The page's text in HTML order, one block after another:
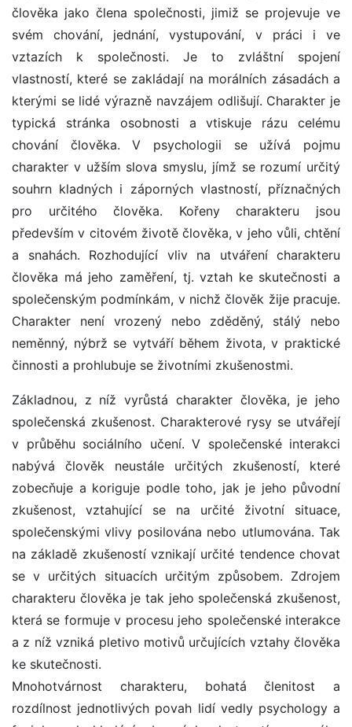
člověka jako člena společnosti, jimiž se projevuje ve
svém chování, jednání, vystupování, v práci i ve
vztazích k společnosti. Je to zvláštní spojení
vlastností, které se zakládají na morálních zásadách a
kterými se lidé výrazně navzájem odlišují. Charakter je
typická stránka osobnosti a vtiskuje rázu celému
chování člověka. V psychologii se užívá pojmu
charakter v užším slova smyslu, jímž se rozumí určitý
souhrn kladných i záporných vlastností, příznačných
pro určitého člověka. Kořeny charakteru jsou
především v citovém životě člověka, v jeho vůli, chtění
a snahách. Rozhodující vliv na utváření charakteru
člověka má jeho zaměření, tj. vztah ke skutečnosti a
společenským podmínkám, v nichž člověk žije pracuje.
Charakter není vrozený nebo zděděný, stálý nebo
neměnný, nýbrž se vytváří během života, v praktické
činnosti a prohlubuje se životními zkušenostmi.
Základnou, z níž vyrůstá charakter člověka, je jeho
společenská zkušenost. Charakterové rysy se utvářejí
v průběhu sociálního učení. V společenské interakci
nabývá člověk neustále určitých zkušeností, které
zobecňuje a koriguje podle toho, jak je jeho původní
zkušenost, vztahující se na určité životní situace,
společenskými vlivy posilována nebo utlumována. Tak
na základě zkušeností vznikají určité tendence chovat
se v určitých situacích určitým způsobem. Zdrojem
charakteru člověka je tak jeho společenská zkušenost,
která se formuje v procesu jeho společenské interakce
a z níž vzniká pletivo motivů určujících vztahy člověka
ke skutečnosti.
Mnohotvárnost charakteru, bohatá členitost a
rozdílnost jednotlivých povah lidí vedly psychology a